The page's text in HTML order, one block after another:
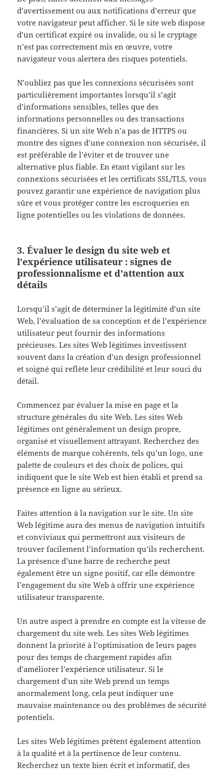
d’avertissement ou aux notifications d’erreur que
votre navigateur peut afficher. Si le site web dispose
d’un certificat expiré ou invalide, ou si le cryptage
n’est pas correctement mis en œuvre, votre
navigateur vous alertera des risques potentiels.
N’oubliez pas que les connexions sécurisées sont
particulièrement importantes lorsqu’il s’agit
d’informations sensibles, telles que des
informations personnelles ou des transactions
financières. Si un site Web n’a pas de HTTPS ou
montre des signes d’une connexion non sécurisée, il
est préférable de l’éviter et de trouver une
alternative plus fiable. En étant vigilant sur les
connexions sécurisées et les certificats SSL/TLS, vous
pouvez garantir une expérience de navigation plus
sûre et vous protéger contre les escroqueries en
ligne potentielles ou les violations de données.
3. Évaluer le design du site web et
l’expérience utilisateur : signes de
professionnalisme et d’attention aux
détails
Lorsqu’il s’agit de déterminer la légitimité d’un site
Web, l’évaluation de sa conception et de l’expérience
utilisateur peut fournir des informations
précieuses. Les sites Web légitimes investissent
souvent dans la création d’un design professionnel
et soigné qui reflète leur crédibilité et leur souci du
détail.
Commencez par évaluer la mise en page et la
structure générales du site Web. Les sites Web
légitimes ont généralement un design propre,
organisé et visuellement attrayant. Recherchez des
éléments de marque cohérents, tels qu’un logo, une
palette de couleurs et des choix de polices, qui
indiquent que le site Web est bien établi et prend sa
présence en ligne au sérieux.
Faites attention à la navigation sur le site. Un site
Web légitime aura des menus de navigation intuitifs
et conviviaux qui permettront aux visiteurs de
trouver facilement l’information qu’ils recherchent.
La présence d’une barre de recherche peut
également être un signe positif, car elle démontre
l’engagement du site Web à offrir une expérience
utilisateur transparente.
Un autre aspect à prendre en compte est la vitesse de
chargement du site web. Les sites Web légitimes
donnent la priorité à l’optimisation de leurs pages
pour des temps de chargement rapides afin
d’améliorer l’expérience utilisateur. Si le
chargement d’un site Web prend un temps
anormalement long, cela peut indiquer une
mauvaise maintenance ou des problèmes de sécurité
potentiels.
Les sites Web légitimes prêtent également attention
à la qualité et à la pertinence de leur contenu.
Recherchez un texte bien écrit et informatif, des